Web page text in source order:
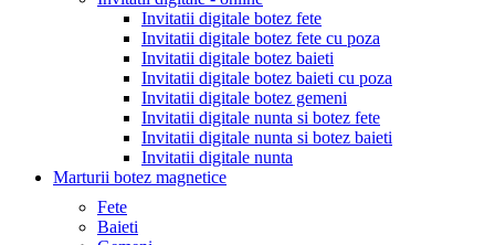
Invitatii digitale botez fete
Invitatii digitale botez fete cu poza
Invitatii digitale botez baieti
Invitatii digitale botez baieti cu poza
Invitatii digitale botez gemeni
Invitatii digitale nunta si botez fete
Invitatii digitale nunta si botez baieti
Invitatii digitale nunta
Marturii botez magnetice
Fete
Baieti